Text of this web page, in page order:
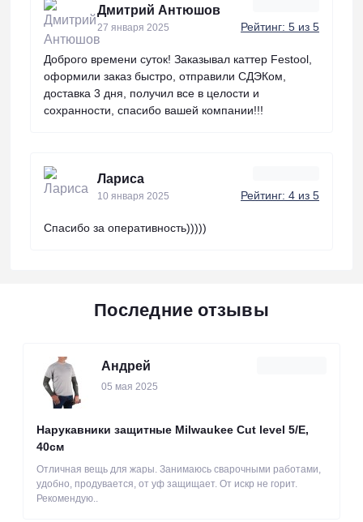
Дмитрий Антюшов
27 января 2025 Рейтинг: 5 из 5
Доброго времени суток! Заказывал каттер Festool,
оформили заказ быстро, отправили СДЭКом,
доставка 3 дня, получил все в целости и
сохранности, спасибо вашей компании!!!
Лариса
10 января 2025 Рейтинг: 4 из 5
Спасибо за оперативность)))))
Последние отзывы
Андрей
05 мая 2025
Нарукавники защитные Milwaukee Cut level 5/Е,
40см
Отличная вещь для жары. Занимаюсь сварочными работами,
удобно, продувается, от уф защищает. От искр не горит.
Рекомендую..